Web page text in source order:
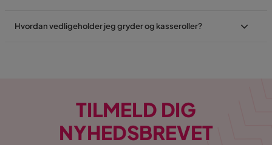
Hvordan vedligeholder jeg gryder og kasseroller?
TILMELD DIG
NYHEDSBREVET